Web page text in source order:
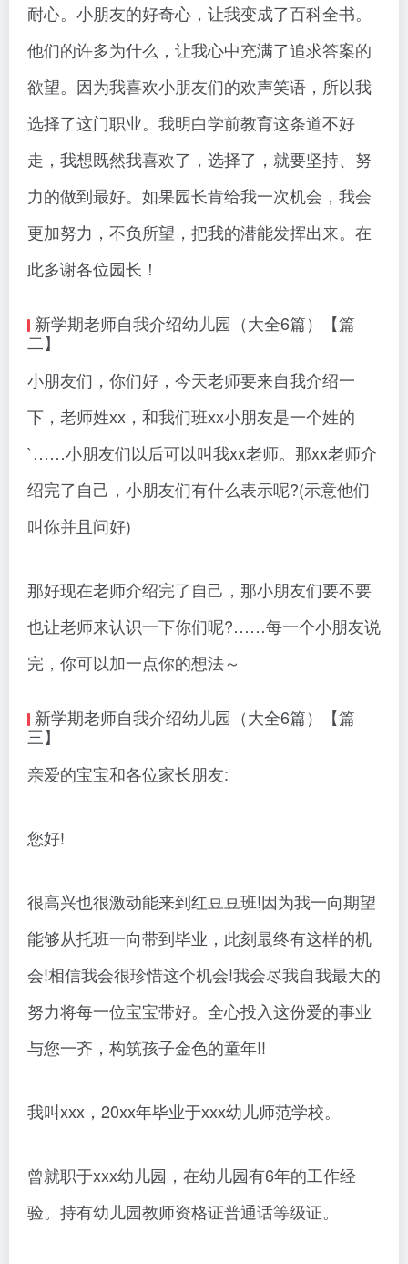
耐心。小朋友的好奇心，让我变成了百科全书。
他们的许多为什么，让我心中充满了追求答案的
欲望。因为我喜欢小朋友们的欢声笑语，所以我
选择了这门职业。我明白学前教育这条道不好
走，我想既然我喜欢了，选择了，就要坚持、努
力的做到最好。如果园长肯给我一次机会，我会
更加努力，不负所望，把我的潜能发挥出来。在
此多谢各位园长！
新学期老师自我介绍幼儿园（大全6篇）【篇
二】
小朋友们，你们好，今天老师要来自我介绍一
下，老师姓xx，和我们班xx小朋友是一个姓的
`……小朋友们以后可以叫我xx老师。那xx老师介
绍完了自己，小朋友们有什么表示呢?(示意他们
叫你并且问好)
那好现在老师介绍完了自己，那小朋友们要不要
也让老师来认识一下你们呢?……每一个小朋友说
完，你可以加一点你的想法～
新学期老师自我介绍幼儿园（大全6篇）【篇
三】
亲爱的宝宝和各位家长朋友:
您好!
很高兴也很激动能来到红豆豆班!因为我一向期望
能够从托班一向带到毕业，此刻最终有这样的机
会!相信我会很珍惜这个机会!我会尽我自我最大的
努力将每一位宝宝带好。全心投入这份爱的事业
与您一齐，构筑孩子金色的童年!!
我叫xxx，20xx年毕业于xxx幼儿师范学校。
曾就职于xxx幼儿园，在幼儿园有6年的工作经
验。持有幼儿园教师资格证普通话等级证。